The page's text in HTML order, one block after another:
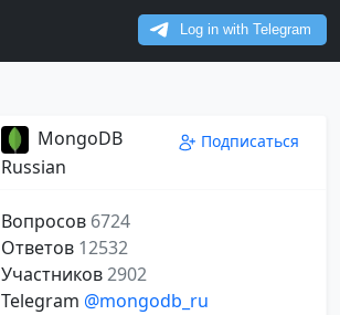
MongoDB
Russian
Подписаться
Вопросов 6724
Ответов 12532
Участников2902
Telegram @mongodb_ru